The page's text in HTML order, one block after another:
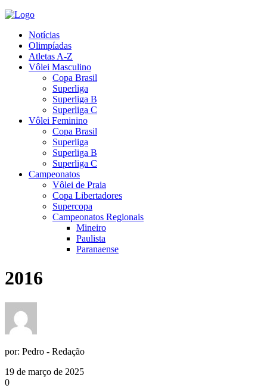
Notícias
Olimpíadas
Atletas A-Z
Vôlei Masculino
Copa Brasil
Superliga
Superliga B
Superliga C
Vôlei Feminino
Copa Brasil
Superliga
Superliga B
Superliga C
Campeonatos
Vôlei de Praia
Copa Libertadores
Supercopa
Campeonatos Regionais
Mineiro
Paulista
Paranaense
2016
por: Pedro - Redação
19 de março de 2025
0